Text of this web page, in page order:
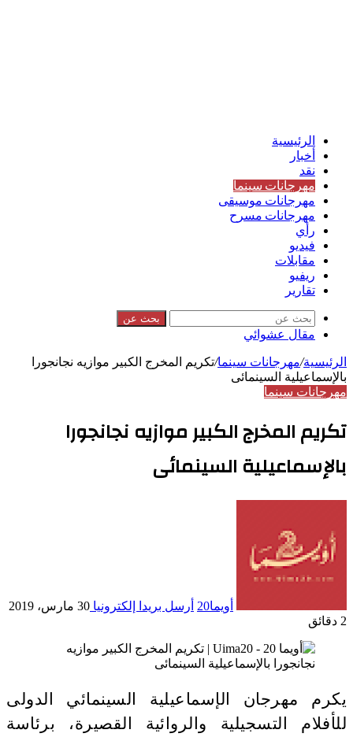
الرئيسية
أخبار
نقد
مهرجانات سينما
مهرجانات موسيقى
مهرجانات مسرح
رأي
فيديو
مقابلات
ريفيو
تقارير
بحث عن
مقال عشوائي
الرئيسية/مهرجانات سينما/تكريم المخرج الكبير موازيه نجانجورا
بالإسماعيلية السينمائى
مهرجانات سينما
تكريم المخرج الكبير موازيه نجانجورا
بالإسماعيلية السينمائى
أويما20 أرسل بريدا إلكترونيا 30 مارس، 2019
2 دقائق
يكرم مهرجان الإسماعيلية السينمائي الدولى
للأفلام التسجيلية والروائية القصيرة، برئاسة